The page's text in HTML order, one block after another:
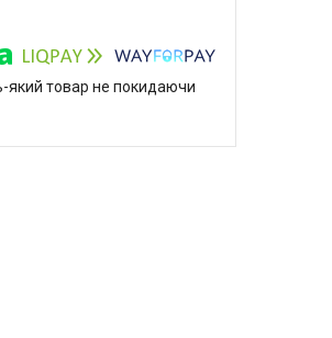
який товар не покидаючи